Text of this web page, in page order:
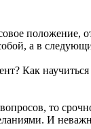
а в
Как
то
И